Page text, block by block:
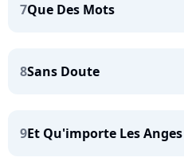
7Que Des Mots
8Sans Doute
9Et Qu'importe Les Anges